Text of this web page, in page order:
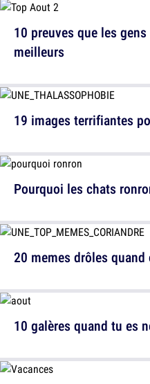
10 preuves que les
meilleurs
Pourquoi les chats
10 galères quand tu es
19 images terrifiantes
20 memes drôles